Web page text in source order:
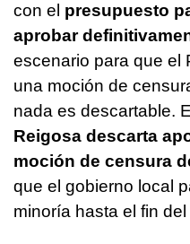
con el presupuesto
aprobar
escenario para que el
una moción de
nada es descartable.
Reigosa descarta
moción de censura
que el gobierno local
minoría hasta el fin